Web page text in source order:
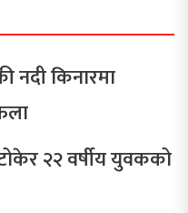
नदी किनारमा
२२ वर्षीय युवकको